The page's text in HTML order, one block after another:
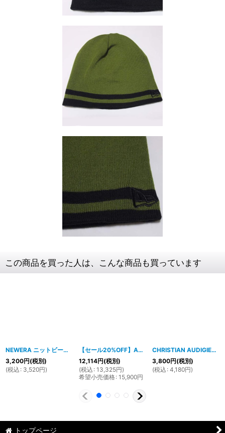
この商品を買った人は、こんな商品も買っています
NEWERA ニットビーニー BUNGLER（ブラウンＸグレーXアーミー） [09NE45
3,200円(税別)
(税込 : 3,520円)
【セール20%OFF】ANAMA フルジップパーカー(ブラックＸブラウンＸオレンジ）
12,114円(税別)
(税込 : 13,325円)
希望小売価格: 15,900円
CHRISTIAN AUDIGIER(クリスチャンオードジェー）TRUE LOVEボクサーパンツ(グレー）7BOX20INS
3,800円(税別)
(税込 : 4,180円)
トップページ